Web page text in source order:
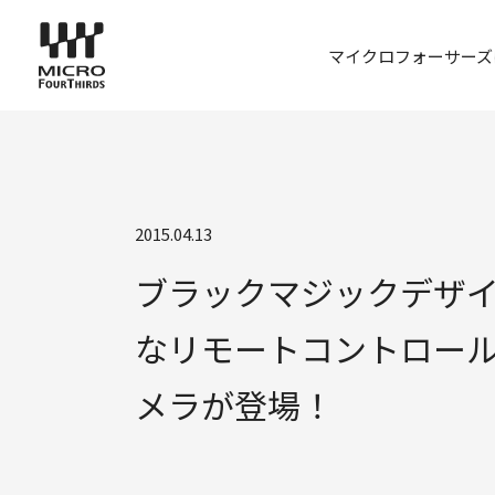
マイクロフォーサー
2015.04.13
ブラックマジックデ
なリモートコントロー
メラが登場！